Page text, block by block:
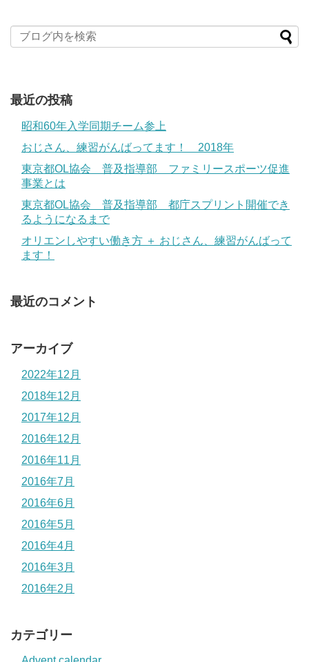
最近の投稿
昭和60年入学同期チーム参上
おじさん、練習がんばってます！ 2018年
東京都OL協会 普及指導部 ファミリースポーツ促進
事業とは
東京都OL協会 普及指導部 都庁スプリント開催でき
るようになるまで
オリエンしやすい働き方 ＋ おじさん、練習がんばって
ます！
最近のコメント
アーカイブ
2022年12月
2018年12月
2017年12月
2016年12月
2016年11月
2016年7月
2016年6月
2016年5月
2016年4月
2016年3月
2016年2月
カテゴリー